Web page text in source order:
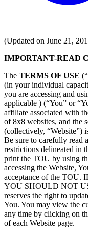
(Updated on June 21,
IMPORTANT-READ
The TERMS OF USE
(in your individual
you are accessing and
applicable ) (“You” or
affiliate associated with
of 8x8 websites, and the
(collectively, “Website”)
Be sure to carefully read
restrictions delineated in
print the TOU by using
accessing the Website,
acceptance of the
YOU SHOULD NOT
reserves the right to
You. You may view the
any time by clicking on
of each Website page.